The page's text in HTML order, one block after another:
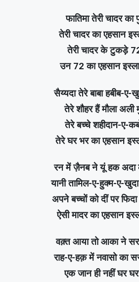
फातिमा तेरी चादर का
तेरी चादर का एहसान
तेरी चादर के टुकड़े
उन 72 का एहसान
तेरे शौहर हैं मौला अली
तेरे बच्चे शहीदान-ए-
तेरे घर भर का एहसान
रन में ज़ैनब ने यूं हक अदा
यानी तामिल-ए-हुक्म-ए-
अपने बच्चों को दीं पर
ऐसी मादर का एहसान
वक़्त आया तो आका ने सर
राह-ए-हक़ में नवासो का
एक जान ही नहीं घर घर